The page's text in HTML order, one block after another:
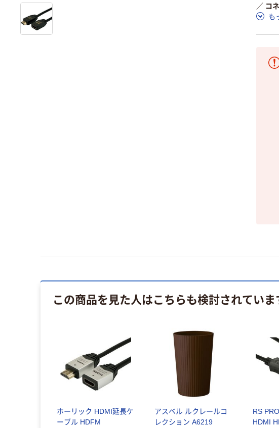
／ コ
も
この商品を見た人はこちらも検討されていま
ホーリック HDMI延長ケ
ーブル HDFM
アスベル ルクレールコ
レクション A6219
RS
HDMI